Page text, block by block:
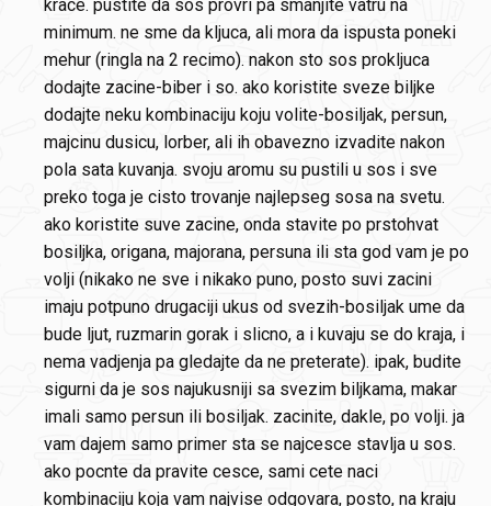
krace. pustite da sos provri pa smanjite vatru na
minimum. ne sme da kljuca, ali mora da ispusta poneki
mehur (ringla na 2 recimo). nakon sto sos prokljuca
dodajte zacine-biber i so. ako koristite sveze biljke
dodajte neku kombinaciju koju volite-bosiljak, persun,
majcinu dusicu, lorber, ali ih obavezno izvadite nakon
pola sata kuvanja. svoju aromu su pustili u sos i sve
preko toga je cisto trovanje najlepseg sosa na svetu.
ako koristite suve zacine, onda stavite po prstohvat
bosiljka, origana, majorana, persuna ili sta god vam je po
volji (nikako ne sve i nikako puno, posto suvi zacini
imaju potpuno drugaciji ukus od svezih-bosiljak ume da
bude ljut, ruzmarin gorak i slicno, a i kuvaju se do kraja, i
nema vadjenja pa gledajte da ne preterate). ipak, budite
sigurni da je sos najukusniji sa svezim biljkama, makar
imali samo persun ili bosiljak. zacinite, dakle, po volji. ja
vam dajem samo primer sta se najcesce stavlja u sos.
ako pocnte da pravite cesce, sami cete naci
kombinaciju koja vam najvise odgovara, posto, na kraju